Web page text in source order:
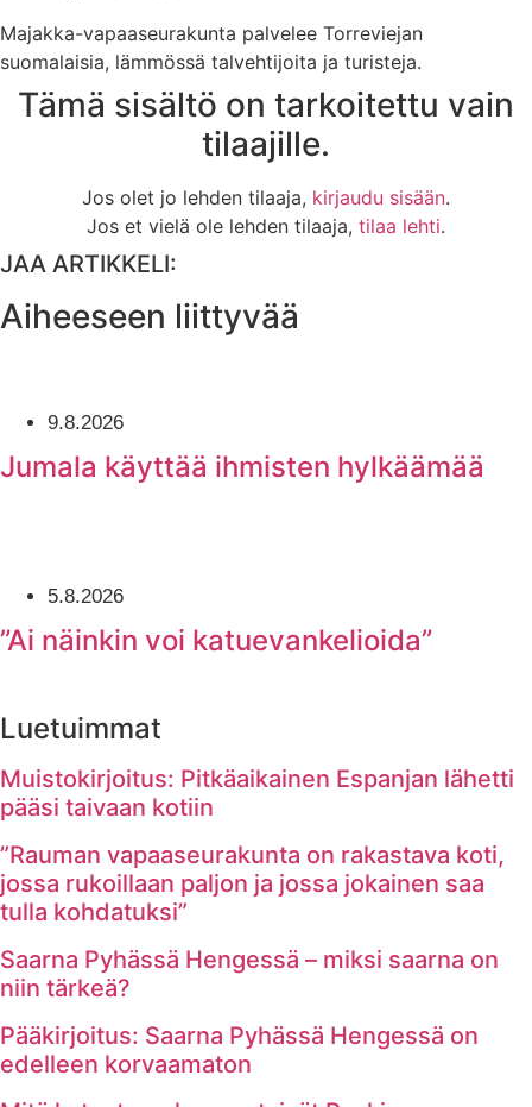
Majakka-vapaaseurakunta palvelee Torreviejan
suomalaisia, lämmössä talvehtijoita ja turisteja.
Tämä sisältö on tarkoitettu vain
tilaajille.
Jos olet jo lehden tilaaja, kirjaudu sisään.
Jos et vielä ole lehden tilaaja, tilaa lehti.
JAA ARTIKKELI:
Aiheeseen liittyvää
9.8.2026
Jumala käyttää ihmisten hylkäämää
5.8.2026
”Ai näinkin voi katuevankelioida”
Luetuimmat
Muistokirjoitus: Pitkäaikainen Espanjan lähetti
pääsi taivaan kotiin
”Rauman vapaaseurakunta on rakastava koti,
jossa rukoillaan paljon ja jossa jokainen saa
tulla kohdatuksi”
Saarna Pyhässä Hengessä – miksi saarna on
niin tärkeä?
Pääkirjoitus: Saarna Pyhässä Hengessä on
edelleen korvaamaton